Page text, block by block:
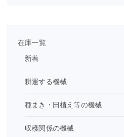
在庫一覧
新着
耕運する機械
種まき・田植え等の機械
収穫関係の機械